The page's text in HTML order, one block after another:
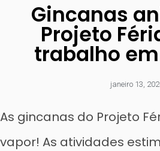
Gincanas
Projeto
trabalho
janeiro 13,
As gincanas do Projeto
vapor! As atividades